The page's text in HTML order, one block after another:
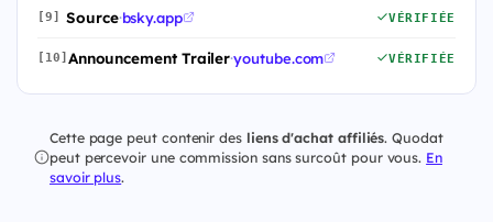
[9] Source·bsky.app VÉRIFIÉE
[10] Announcement Trailer·youtube.com VÉRIFIÉE
Cette page peut contenir des liens d'achat affiliés. Quodat
peut percevoir une commission sans surcoût pour vous. En
savoir plus.